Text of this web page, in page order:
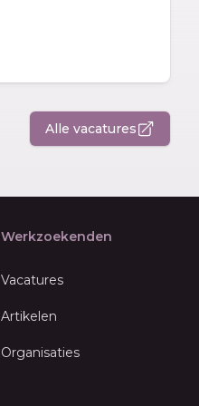
Alle vacatures
Werkzoekenden
Vacatures
Artikelen
Organisaties